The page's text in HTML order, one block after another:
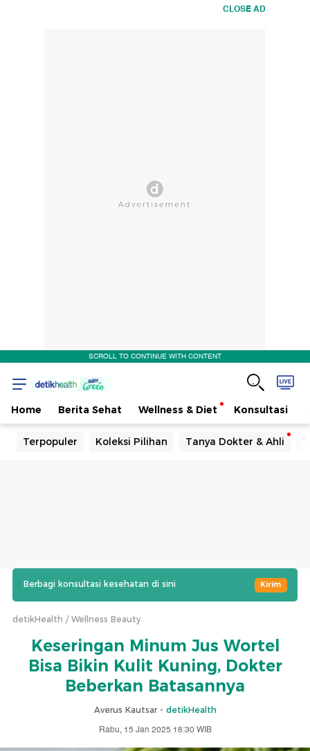
CLOSE AD
SCROLL TO CONTINUE WITH CONTENT
Home Berita Sehat Wellness & Diet Konsultasi
Terpopuler Koleksi Pilihan Tanya Dokter & Ahli
Berbagi konsultasi kesehatan di sini Kirim
detikHealth Wellness Beauty
Keseringan Minum Jus Wortel
Bisa Bikin Kulit Kuning, Dokter
Beberkan Batasannya
Averus Kautsar - detikHealth
Rabu, 15 Jan 2025 18:30 WIB